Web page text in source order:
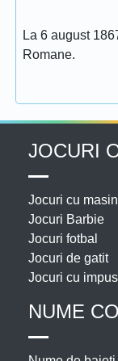
La 6 august
Romane.
JOCURI
Jocuri cu
Jocuri Barbie
Jocuri fotbal
Jocuri de gatit
Jocuri cu
NUME